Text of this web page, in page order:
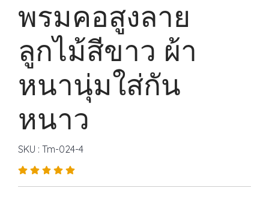
พรมคอสูงลาย
ลูกไม้สีขาว ผ้า
หนานุ่มใส่กัน
หนาว
SKU : Tm-024-4